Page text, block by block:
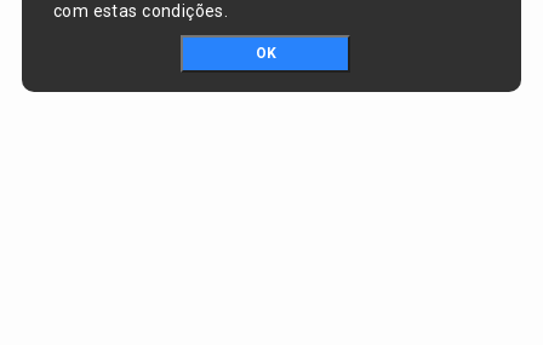
com estas condições.
OK